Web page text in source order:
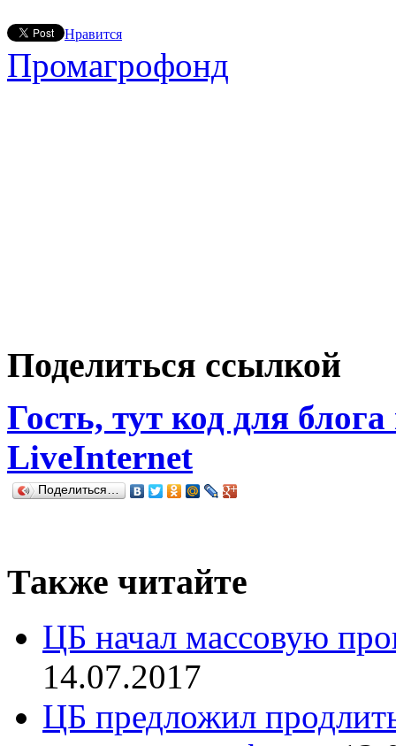
Нравится
Промагрофонд
Поделиться ссылкой
Гость, тут код для
LiveInternet
Поделиться…
Также читайте
ЦБ начал массовую
14.07.2017
ЦБ предложил